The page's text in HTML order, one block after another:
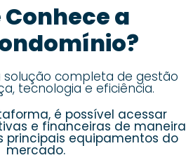
a
completa de gestão
tecnologia e eficiência.
é possível acessar
e financeiras de maneira
principais equipamentos do
mercado.